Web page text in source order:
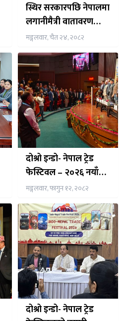
स्थिर सरकारपछि नेपालमा
लगानीमैत्री वातावरण
सुदृढः राजदूत शर्मा
मङ्गलवार, चैत २४, २०८२
दोश्रो इन्डो- नेपाल ट्रेड
फेस्टिवल – २०२६ नयाँ
दिल्लीमा भव्यरुपमा
सम्पन्न,
मङ्गलवार, फागुन १२, २०८२
दोश्रो इन्डो- नेपाल ट्रेड